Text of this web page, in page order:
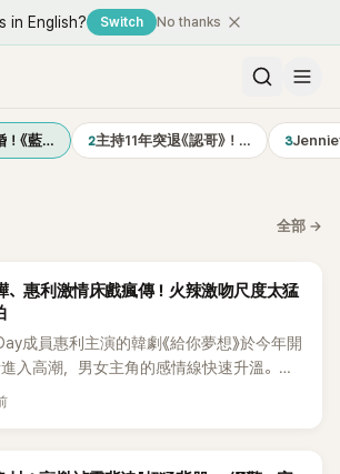
in English? Switch No thanks
！《藍… 2主持11年突退《認哥》！… 3Jennie
全部 →
、惠利激情床戲瘋傳！火辣激吻尺度太猛
成員惠利主演的韓劇《給你夢想》於今年開
入高潮，男女主角的感情線快速升溫。最
上演火辣吻戲，更接連出現床戲橋段，讓